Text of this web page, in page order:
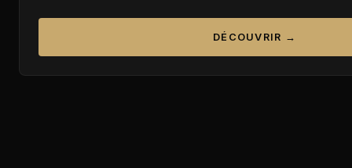
DÉCOUVRIR →